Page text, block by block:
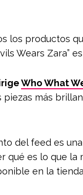
los productos
Wears Zara”
Who What
más
del feed es
qué es lo que la
en la